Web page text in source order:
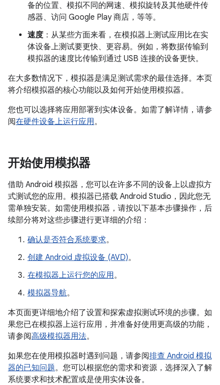
备的位置、模拟不同的网速、模拟旋转及其他硬件传
感器、访问 Google Play 商店，等等。
速度 ：从某些方面来看，在模拟器上测试应用比在实
体设备上测试要更快、更容易。例如，将数据传输到
模拟器的速度比传输到通过 USB 连接的设备更快。
在大多数情况下，模拟器是满足测试需求的最佳选择。本页
将介绍模拟器的核心功能以及如何开始使用模拟器。
您也可以选择将应用部署到实体设备。如需了解详情，请参
阅在硬件设备上运行应用。
开始使用模拟器
借助 Android 模拟器，您可以在许多不同的设备上以虚拟方
式测试您的应用。模拟器已搭载 Android Studio，因此您无
需单独安装。如需使用模拟器，请按以下基本步骤操作，后
续部分将对这些步骤进行更详细的介绍：
确认是否符合系统要求。
创建 Android 虚拟设备 (AVD)。
在模拟器上运行您的应用。
模拟器导航。
本页面更详细地介绍了设置和探索虚拟测试环境的步骤。如
果您已在模拟器上运行应用，并准备好使用更高级的功能，
请参阅高级模拟器用法。
如果您在使用模拟器时遇到问题，请参阅排查 Android 模拟
器的已知问题。您可以根据您的需求和资源，选择深入了解
系统要求和技术配置或是使用实体设备。